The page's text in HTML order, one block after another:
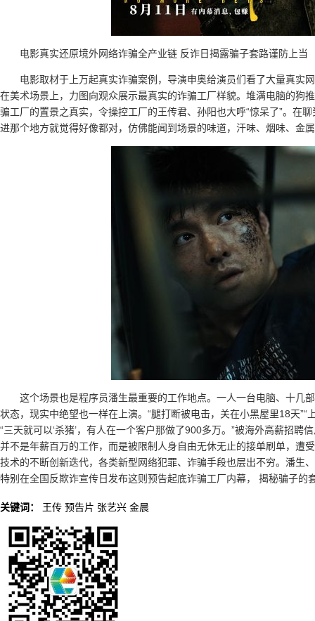
电影真实还原境外网络诈骗全产业链 反诈日揭露骗子套路谨防上当
电影取材于上万起真实诈骗案例，导演申奥给演员们看了大量真实
在美术场景上，力图向观众展示最真实的诈骗工厂样貌。堆满电脑的狗
骗工厂的置景之真实，令操控工厂的王传君、孙阳也大呼“惊呆了”。在
进那个地方就觉得好像都对，仿佛能闻到场景的味道，汗味、烟味、金
这个场景也是程序员潘生最重要的工作地点。一人一台电脑、十几
状态，现实中绝望也一样在上演。“腿打断被电击，关在小黑屋里18天
“三天就可以‘杀猪’，有人在一个客户那做了900多万。”被海外高薪招
并不是年薪百万的工作，而是被限制人身自由无休无止的接单刷单，遭
技术的不断创新迭代，各类新型网络犯罪、诈骗手段也层出不穷。潘生
特别在全国反欺诈宣传日发布这则预告起底诈骗工厂内幕， 揭秘骗子的
关键词： 王传 预告片 张艺兴 金晨